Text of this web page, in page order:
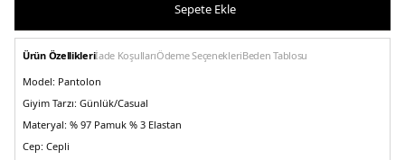
Sepete Ekle
Ürün Özellikleriİade KoşullarıÖdeme SeçenekleriBeden Tablosu
Model: Pantolon
Giyim Tarzı: Günlük/Casual
Materyal: % 97 Pamuk % 3 Elastan
Cep: Cepli